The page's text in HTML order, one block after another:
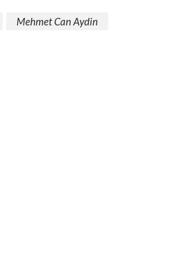
Mehmet Can Aydin